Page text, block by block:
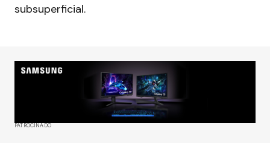
subsuperficial.
PATROCINADO